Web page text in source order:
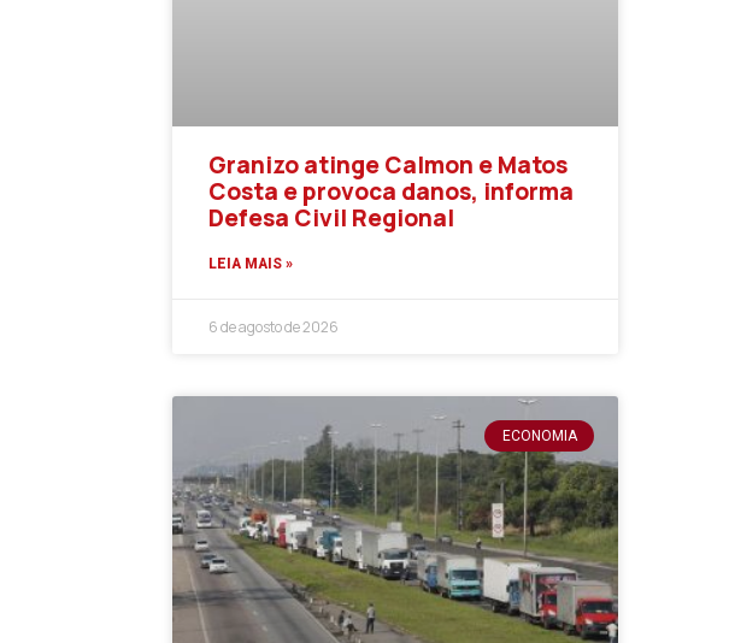
Granizo atinge Calmon e Matos
Costa e provoca danos, informa
Defesa Civil Regional
LEIA MAIS »
6 de agosto de 2026
ECONOMIA